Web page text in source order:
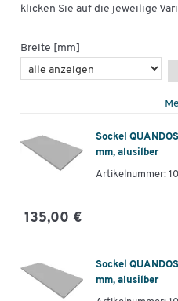
klicken Sie auf die jeweilige
Breite [mm]
Sockel
mm, alusilber
Artikelnummer:
135,00 €
Sockel
mm, alusilber